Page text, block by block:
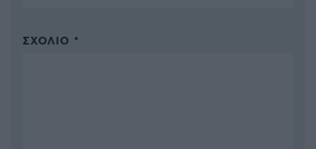
ΣΧΌΛΙΟ *